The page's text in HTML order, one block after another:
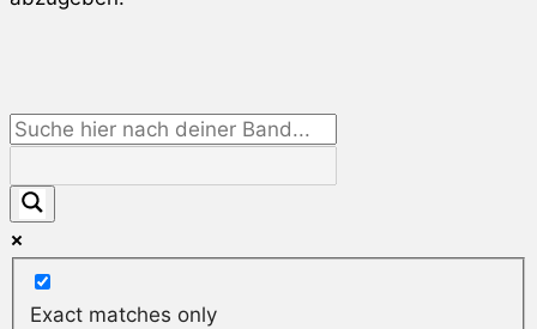
Exact matches only